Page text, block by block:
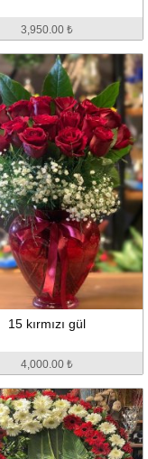
3,950.00 ₺
15 kırmızı gül
4,000.00 ₺